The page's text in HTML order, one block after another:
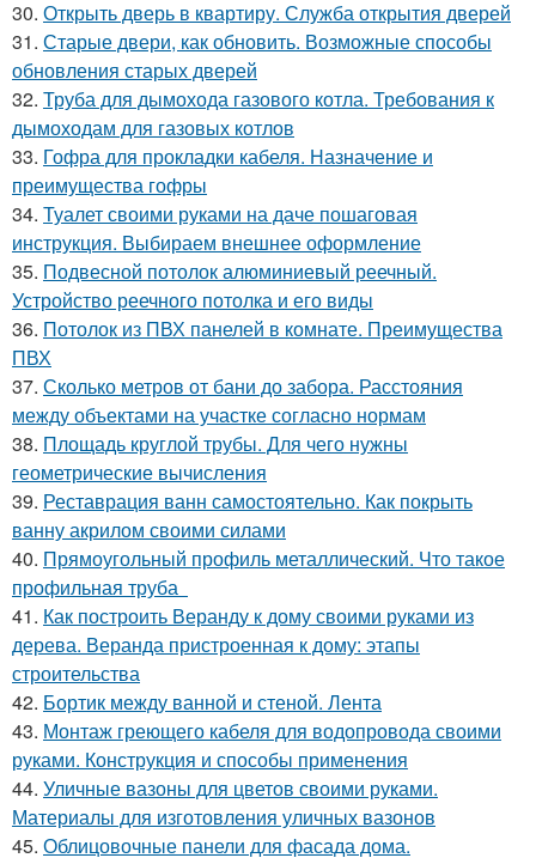
30. Открыть дверь в квартиру. Служба открытия дверей
31. Старые двери, как обновить. Возможные способы
обновления старых дверей
32. Труба для дымохода газового котла. Требования к
дымоходам для газовых котлов
33. Гофра для прокладки кабеля. Назначение и
преимущества гофры
34. Туалет своими руками на даче пошаговая
инструкция. Выбираем внешнее оформление
35. Подвесной потолок алюминиевый реечный.
Устройство реечного потолка и его виды
36. Потолок из ПВХ панелей в комнате. Преимущества
ПВХ
37. Сколько метров от бани до забора. Расстояния
между объектами на участке согласно нормам
38. Площадь круглой трубы. Для чего нужны
геометрические вычисления
39. Реставрация ванн самостоятельно. Как покрыть
ванну акрилом своими силами
40. Прямоугольный профиль металлический. Что такое
профильная труба
41. Как построить Веранду к дому своими руками из
дерева. Веранда пристроенная к дому: этапы
строительства
42. Бортик между ванной и стеной. Лента
43. Монтаж греющего кабеля для водопровода своими
руками. Конструкция и способы применения
44. Уличные вазоны для цветов своими руками.
Материалы для изготовления уличных вазонов
45. Облицовочные панели для фасада дома.